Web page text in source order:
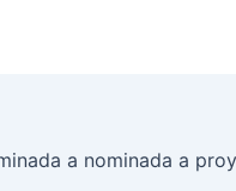
a nominada a